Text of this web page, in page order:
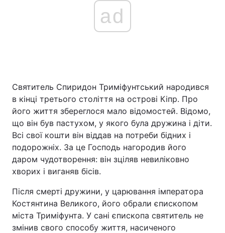
Головна Війна
ad
Святитель Спиридон Триміфунтський народився
в кінці третього століття на острові Кіпр. Про
його життя збереглося мало відомостей. Відомо,
що він був пастухом, у якого була дружина і діти.
Всі свої кошти він віддав на потреби бідних і
подорожніх. За це Господь нагородив його
даром чудотворення: він зціляв невиліковно
хворих і виганяв бісів.
Після смерті дружини, у царювання імператора
Костянтина Великого, його обрали єпископом
міста Триміфунта. У сані єпископа святитель не
змінив свого способу життя, насиченого